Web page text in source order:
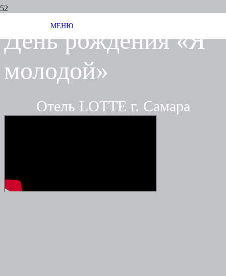
МЕНЮ
День рождения «Я
молодой»
Отель LOTTE г. Самара